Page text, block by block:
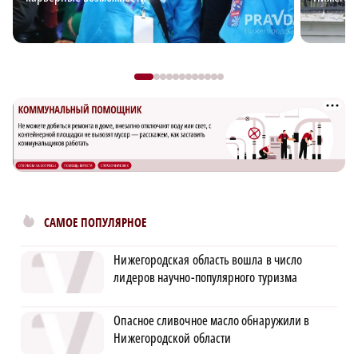
САМОЕ ПОПУЛЯРНОЕ
Нижегородская область вошла в число
лидеров научно-популярного туризма
Опасное сливочное масло обнаружили в
Нижегородской области